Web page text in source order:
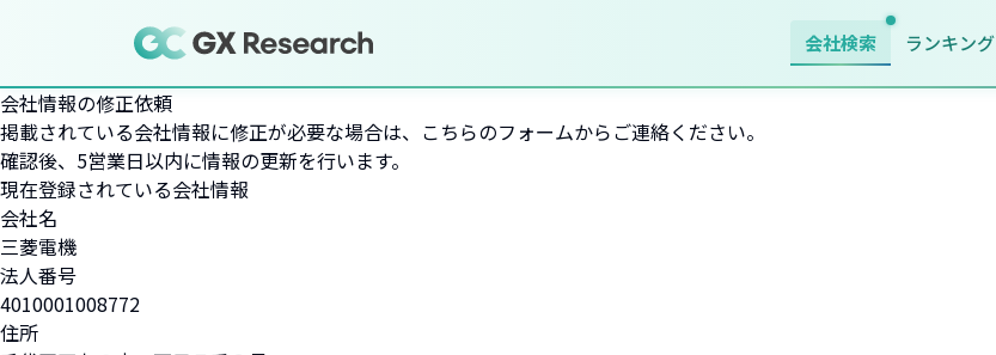
会社検索 ランキング
会社情報の修正依頼
掲載されている会社情報に修正が必要な場合は、こちらのフォームからご連絡ください。
確認後、5営業日以内に情報の更新を行います。
現在登録されている会社情報
会社名
三菱電機
法人番号
4010001008772
住所